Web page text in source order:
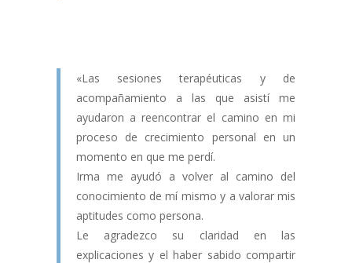
«Las sesiones terapéuticas y de
acompañamiento a las que asistí me
ayudaron a reencontrar el camino en mi
proceso de crecimiento personal en un
momento en que me perdí.
Irma me ayudó a volver al camino del
conocimiento de mí mismo y a valorar mis
aptitudes como persona.
Le agradezco su claridad en las
explicaciones y el haber sabido compartir